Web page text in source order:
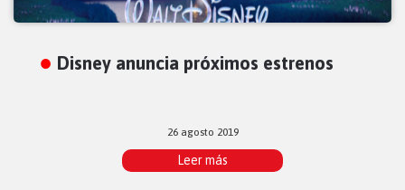
Disney anuncia próximos estrenos
26 agosto 2019
Leer más